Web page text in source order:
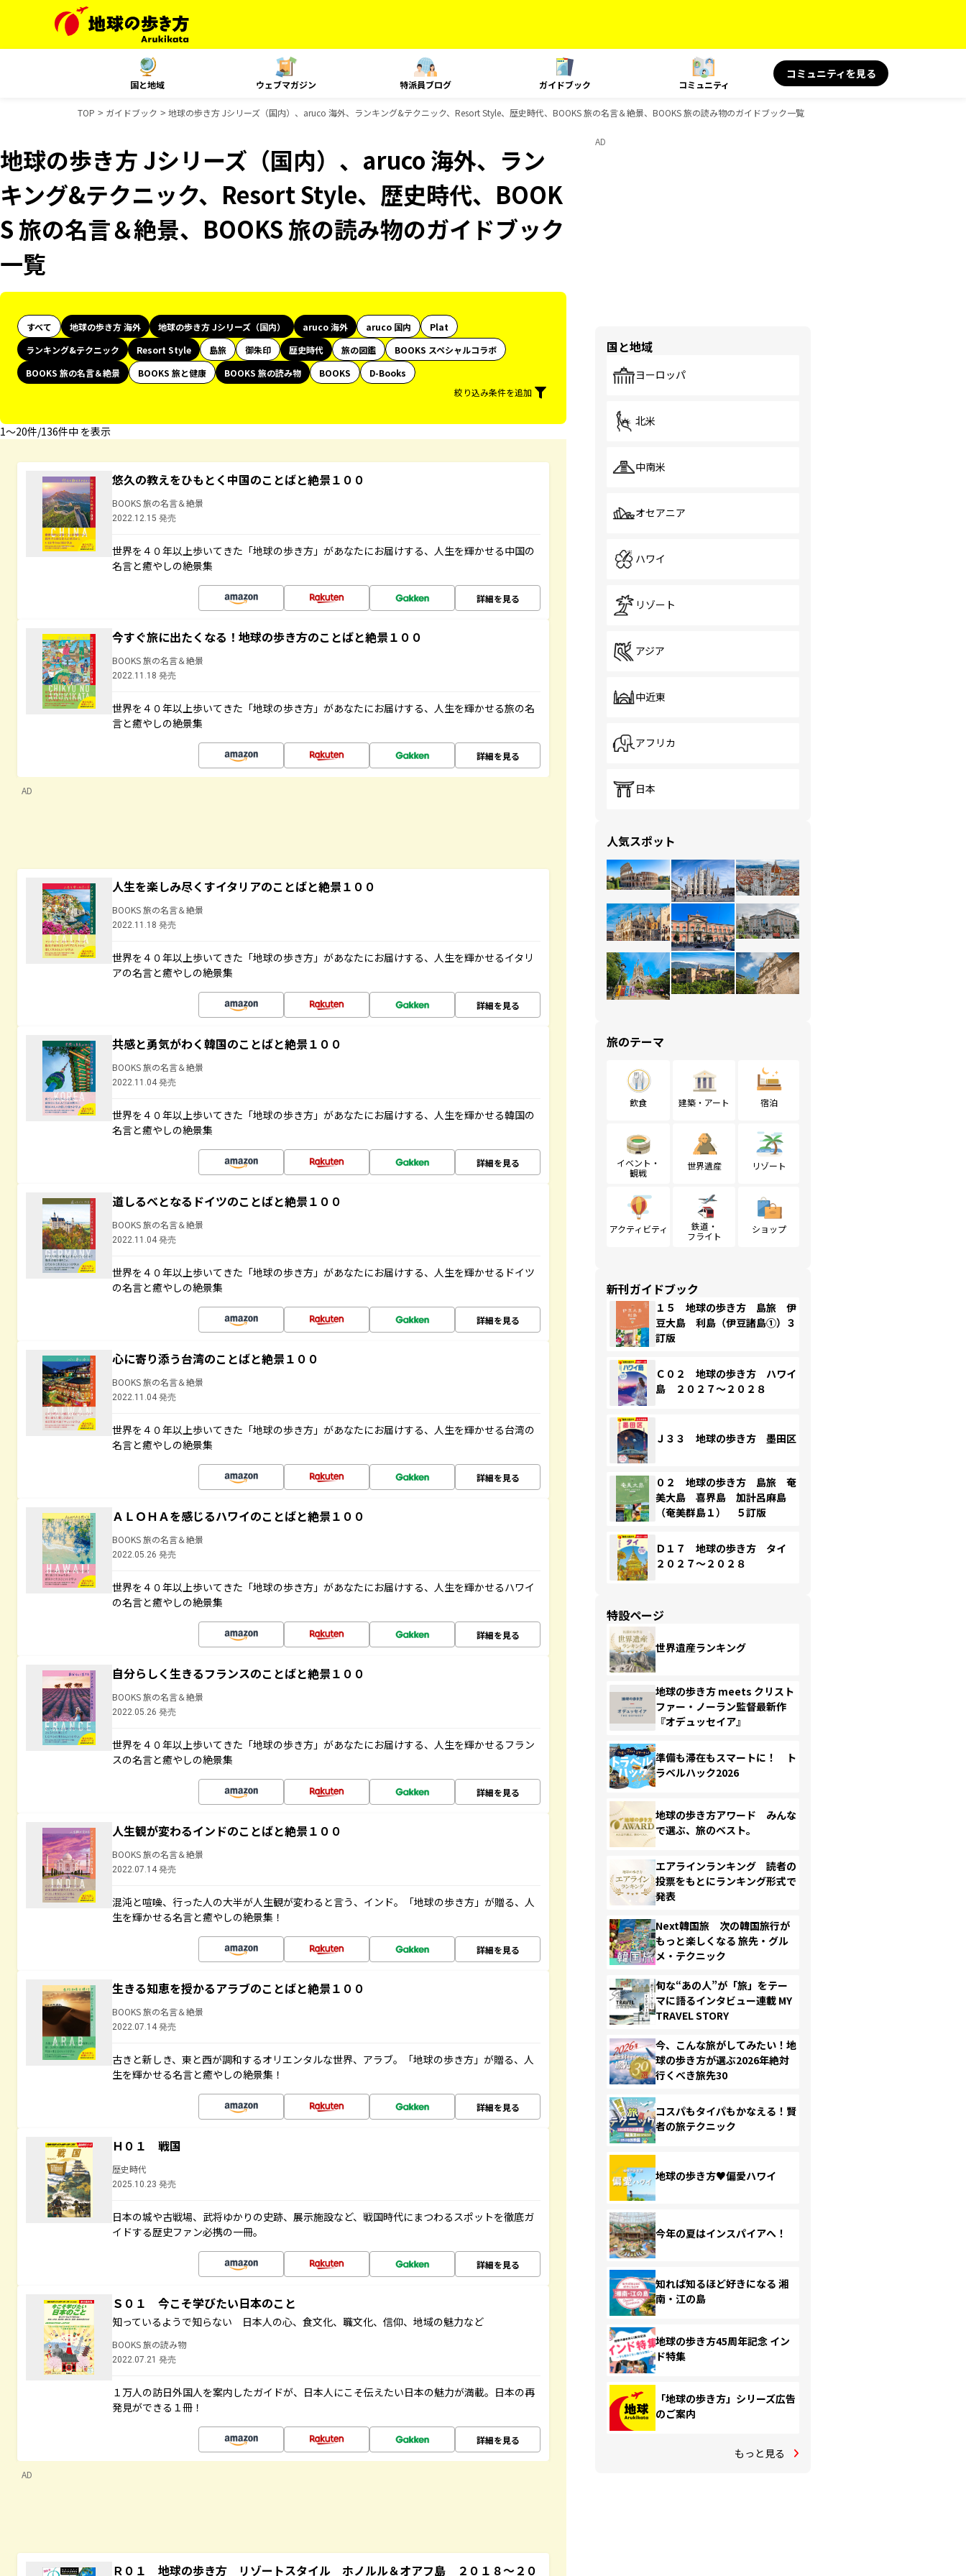
国と地域 ウェブマガジン 特派員ブログ ガイドブック コミュニティ
コミュニティを見る
TOP ガイドブック 地球の歩き方 Jシリーズ（国内）、aruco 海外、ランキング&テクニック、Resort Style、歴史時代、BOOKS 旅の名言＆絶景、BOOKS 旅の読み物のガイドブック一覧
地球の歩き方 Jシリーズ（国内）、aruco 海外、ラン
キング&テクニック、Resort Style、歴史時代、BOOK
S 旅の名言＆絶景、BOOKS 旅の読み物のガイドブック
一覧
すべて 地球の歩き方 海外 地球の歩き方 Jシリーズ（国内） aruco 海外 aruco 国内
Plat
ランキング&テクニック
Resort Style 島旅 御朱印 歴史時代 旅の図鑑
BOOKS スペシャルコラボ
BOOKS 旅の名言＆絶景
BOOKS 旅と健康 BOOKS 旅の読み物 BOOKS
D-Books
絞り込み条件を追加
1〜20件/136件中 を表示
悠久の教えをひもとく中国のことばと絶景１００
BOOKS 旅の名言＆絶景
2022.12.15 発売
世界を４０年以上歩いてきた「地球の歩き方」があなたにお届けする、人生を輝かせる中国の
名言と癒やしの絶景集
詳細を見る
今すぐ旅に出たくなる！地球の歩き方のことばと絶景１００
BOOKS 旅の名言＆絶景
2022.11.18 発売
世界を４０年以上歩いてきた「地球の歩き方」があなたにお届けする、人生を輝かせる旅の名
言と癒やしの絶景集
詳細を見る
AD
人生を楽しみ尽くすイタリアのことばと絶景１００
BOOKS 旅の名言＆絶景
2022.11.18 発売
世界を４０年以上歩いてきた「地球の歩き方」があなたにお届けする、人生を輝かせるイタリ
アの名言と癒やしの絶景集
詳細を見る
共感と勇気がわく韓国のことばと絶景１００
BOOKS 旅の名言＆絶景
2022.11.04 発売
世界を４０年以上歩いてきた「地球の歩き方」があなたにお届けする、人生を輝かせる韓国の
名言と癒やしの絶景集
詳細を見る
道しるべとなるドイツのことばと絶景１００
BOOKS 旅の名言＆絶景
2022.11.04 発売
世界を４０年以上歩いてきた「地球の歩き方」があなたにお届けする、人生を輝かせるドイツ
の名言と癒やしの絶景集
詳細を見る
心に寄り添う台湾のことばと絶景１００
BOOKS 旅の名言＆絶景
2022.11.04 発売
世界を４０年以上歩いてきた「地球の歩き方」があなたにお届けする、人生を輝かせる台湾の
名言と癒やしの絶景集
詳細を見る
ＡＬＯＨＡを感じるハワイのことばと絶景１００
BOOKS 旅の名言＆絶景
2022.05.26 発売
世界を４０年以上歩いてきた「地球の歩き方」があなたにお届けする、人生を輝かせるハワイ
の名言と癒やしの絶景集
詳細を見る
自分らしく生きるフランスのことばと絶景１００
BOOKS 旅の名言＆絶景
2022.05.26 発売
世界を４０年以上歩いてきた「地球の歩き方」があなたにお届けする、人生を輝かせるフラン
スの名言と癒やしの絶景集
詳細を見る
人生観が変わるインドのことばと絶景１００
BOOKS 旅の名言＆絶景
2022.07.14 発売
混沌と喧噪、行った人の大半が人生観が変わると言う、インド。「地球の歩き方」が贈る、人
生を輝かせる名言と癒やしの絶景集！
詳細を見る
生きる知恵を授かるアラブのことばと絶景１００
BOOKS 旅の名言＆絶景
2022.07.14 発売
古きと新しき、東と西が調和するオリエンタルな世界、アラブ。「地球の歩き方」が贈る、人
生を輝かせる名言と癒やしの絶景集！
詳細を見る
Ｈ０１ 戦国
歴史時代
2025.10.23 発売
日本の城や古戦場、武将ゆかりの史跡、展示施設など、戦国時代にまつわるスポットを徹底ガ
イドする歴史ファン必携の一冊。
詳細を見る
Ｓ０１ 今こそ学びたい日本のこと
知っているようで知らない 日本人の心、食文化、職文化、信仰、地域の魅力など
BOOKS 旅の読み物
2022.07.21 発売
１万人の訪日外国人を案内したガイドが、日本人にこそ伝えたい日本の魅力が満載。日本の再
発見ができる１冊！
詳細を見る
AD
Ｒ０１ 地球の歩き方 リゾートスタイル ホノルル＆オアフ島 ２０１８～２０
AD
国と地域
ヨーロッパ
北米
中南米
オセアニア
ハワイ
リゾート
アジア
中近東
アフリカ
日本
人気スポット
旅のテーマ
飲食 建築・アート 宿泊
イベント・
観戦
世界遺産 リゾート
アクティビティ
鉄道・
フライト
ショップ
新刊ガイドブック
１５ 地球の歩き方 島旅 伊
豆大島 利島（伊豆諸島①）３
訂版
Ｃ０２ 地球の歩き方 ハワイ
島 ２０２７～２０２８
Ｊ３３ 地球の歩き方 墨田区
０２ 地球の歩き方 島旅 奄
美大島 喜界島 加計呂麻島
（奄美群島１） ５訂版
Ｄ１７ 地球の歩き方 タイ
２０２７～２０２８
特設ページ
世界遺産ランキング
地球の歩き方 meets クリスト
ファー・ノーラン監督最新作
『オデュッセイア』
準備も滞在もスマートに！ ト
ラベルハック2026
地球の歩き方アワード みんな
で選ぶ、旅のベスト。
エアラインランキング 読者の
投票をもとにランキング形式で
発表
Next韓国旅 次の韓国旅行が
もっと楽しくなる 旅先・グル
メ・テクニック
旬な“あの人”が「旅」をテー
マに語るインタビュー連載 MY
TRAVEL STORY
今、こんな旅がしてみたい！地
球の歩き方が選ぶ2026年絶対
行くべき旅先30
コスパもタイパもかなえる！賢
者の旅テクニック
地球の歩き方♥偏愛ハワイ
今年の夏はインスパイアへ！
知れば知るほど好きになる 湘
南・江の島
地球の歩き方45周年記念 イン
ド特集
「地球の歩き方」シリーズ広告
のご案内
もっと見る